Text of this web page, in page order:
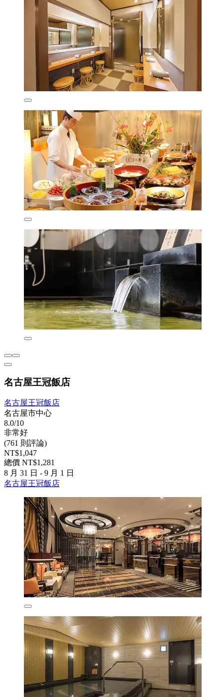
名古屋王冠飯店
名古屋王冠飯店
名古屋市中心
8.0/10
非常好
(761 則評論)
NT$1,047
總價 NT$1,281
8 月 31 日 - 9 月 1 日
名古屋王冠飯店